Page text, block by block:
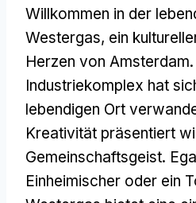
Willkommen in der
Westergas, ein
Herzen von
Industriekomplex hat
lebendigen Ort
Kreativität präsentiert
Gemeinschaftsgeist.
Einheimischer oder ein